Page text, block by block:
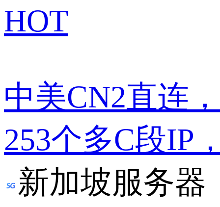
HOT
中美CN2直连
253个多C段IP
新加坡服务器